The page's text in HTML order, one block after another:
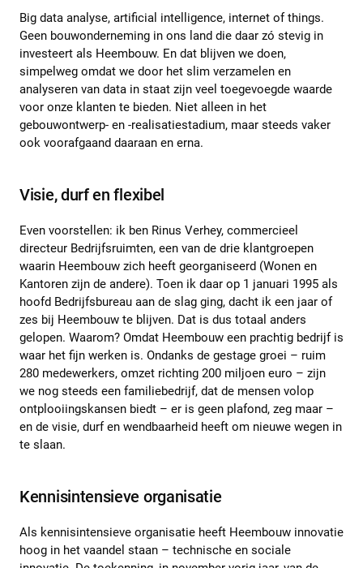
Big data analyse, artificial intelligence, internet of things.
Geen bouwonderneming in ons land die daar zó stevig in
investeert als Heembouw. En dat blijven we doen,
simpelweg omdat we door het slim verzamelen en
analyseren van data in staat zijn veel toegevoegde waarde
voor onze klanten te bieden. Niet alleen in het
gebouwontwerp- en -realisatiestadium, maar steeds vaker
ook voorafgaand daaraan en erna.
Visie, durf en flexibel
Even voorstellen: ik ben Rinus Verhey, commercieel
directeur Bedrijfsruimten, een van de drie klantgroepen
waarin Heembouw zich heeft georganiseerd (Wonen en
Kantoren zijn de andere). Toen ik daar op 1 januari 1995 als
hoofd Bedrijfsbureau aan de slag ging, dacht ik een jaar of
zes bij Heembouw te blijven. Dat is dus totaal anders
gelopen. Waarom? Omdat Heembouw een prachtig bedrijf is
waar het fijn werken is. Ondanks de gestage groei – ruim
280 medewerkers, omzet richting 200 miljoen euro – zijn
we nog steeds een familiebedrijf, dat de mensen volop
ontplooiingskansen biedt – er is geen plafond, zeg maar –
en de visie, durf en wendbaarheid heeft om nieuwe wegen in
te slaan.
Kennisintensieve organisatie
Als kennisintensieve organisatie heeft Heembouw innovatie
hoog in het vaandel staan – technische en sociale